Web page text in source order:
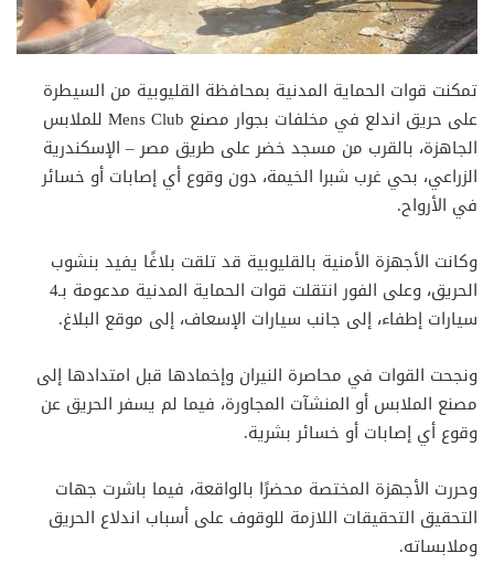
تمكنت قوات الحماية المدنية بمحافظة القليوبية من السيطرة
على حريق اندلع في مخلفات بجوار مصنع Mens Club للملابس
الجاهزة، بالقرب من مسجد خضر على طريق مصر – الإسكندرية
الزراعي، بحي غرب شبرا الخيمة، دون وقوع أي إصابات أو خسائر
في الأرواح.
وكانت الأجهزة الأمنية بالقليوبية قد تلقت بلاغًا يفيد بنشوب
الحريق، وعلى الفور انتقلت قوات الحماية المدنية مدعومة بـ4
سيارات إطفاء، إلى جانب سيارات الإسعاف، إلى موقع البلاغ.
ونجحت القوات في محاصرة النيران وإخمادها قبل امتدادها إلى
مصنع الملابس أو المنشآت المجاورة، فيما لم يسفر الحريق عن
وقوع أي إصابات أو خسائر بشرية.
وحررت الأجهزة المختصة محضرًا بالواقعة، فيما باشرت جهات
التحقيق التحقيقات اللازمة للوقوف على أسباب اندلاع الحريق
وملابساته.